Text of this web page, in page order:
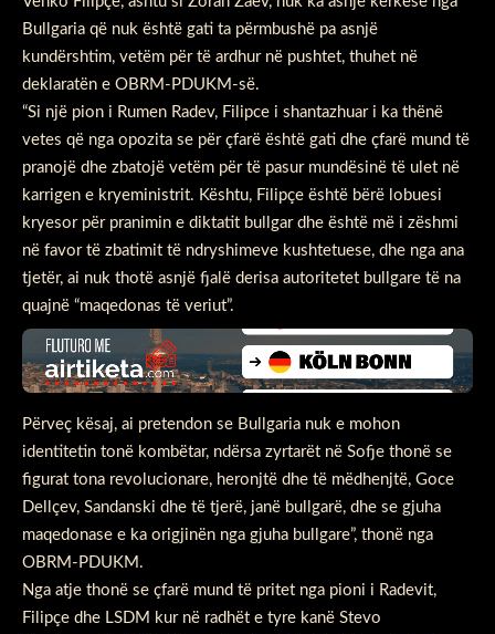
Bullgaria që nuk është gati ta përmbushë pa asnjë
kundërshtim, vetëm për të ardhur në pushtet, thuhet në
deklaratën e OBRM-PDUKM-së.
“Si një pion i Rumen Radev, Filipce i shantazhuar i ka thënë
vetes që nga opozita se për çfarë është gati dhe çfarë mund të
pranojë dhe zbatojë vetëm për të pasur mundësinë të ulet në
karrigen e kryeministrit. Kështu, Filipçe është bërë lobuesi
kryesor për pranimin e diktatit bullgar dhe është më i zëshmi
në favor të zbatimit të ndryshimeve kushtetuese, dhe nga ana
tjetër, ai nuk thotë asnjë fjalë derisa autoritetet bullgare të na
quajnë “maqedonas të veriut”.
Përveç kësaj, ai pretendon se Bullgaria nuk e mohon
identitetin tonë kombëtar, ndërsa zyrtarët në Sofje thonë se
figurat tona revolucionare, heronjtë dhe të mëdhenjtë, Goce
Dellçev, Sandanski dhe të tjerë, janë bullgarë, dhe se gjuha
maqedonase e ka origjinën nga gjuha bullgare”, thonë nga
OBRM-PDUKM.
Nga atje thonë se çfarë mund të pritet nga pioni i Radevit,
Filipçe dhe LSDM kur në radhët e tyre kanë Stevo